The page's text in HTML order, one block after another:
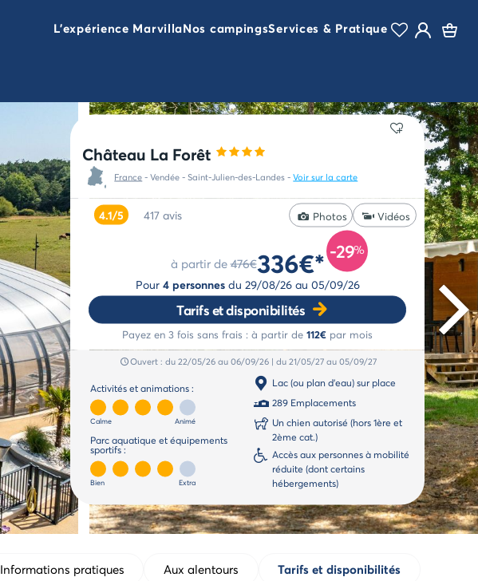
L'expérience MarvillaNos campingsServices & Pratique
Château La Forêt
France -Vendée -Saint-Julien-des-Landes -Voir sur la carte
4.1/5 417avis Photos Vidéos
à partir de476€
-29%
336€*
Pour4 personnes du 29/08/26 au 05/09/26
Tarifs et disponibilités
Payez en 3 fois sans frais : à partir de112€ par mois
Ouvert : du 22/05/26 au 06/09/26 |du 21/05/27 au 05/09/27
Activités et animations :
Calme Animé
Parc aquatique et équipements
sportifs :
Bien Extra
Lac (ou plan d'eau) sur place
289 Emplacements
Un chien autorisé (hors 1ère et
2ème cat.)
Accès aux personnes à mobilité
réduite (dont certains
hébergements)
Informations pratiques Aux alentours Tarifs et disponibilités